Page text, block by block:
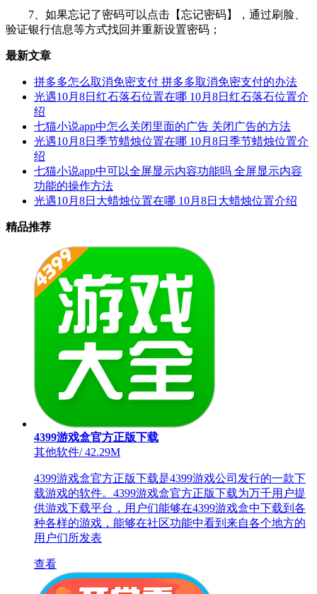
7、如果忘记了密码可以点击【忘记密码】，通过刷脸、
验证银行信息等方式找回并重新设置密码；
最新文章
拼多多怎么取消免密支付 拼多多取消免密支付的办法
光遇10月8日红石落石位置在哪 10月8日红石落石位置介
绍
七猫小说app中怎么关闭里面的广告 关闭广告的方法
光遇10月8日季节蜡烛位置在哪 10月8日季节蜡烛位置介
绍
七猫小说app中可以全屏显示内容功能吗 全屏显示内容
功能的操作方法
光遇10月8日大蜡烛位置在哪 10月8日大蜡烛位置介绍
精品推荐
4399游戏盒官方正版下载
其他软件/42.29M
4399游戏盒官方正版下载是4399游戏公司发行的一款下
载游戏的软件。4399游戏盒官方正版下载为万千用户提
供游戏下载平台，用户们能够在4399游戏盒中下载到各
种各样的游戏，能够在社区功能中看到来自各个地方的
用户们所发表
查看